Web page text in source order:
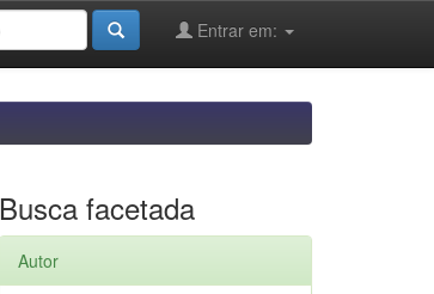
Entrar em:
Busca facetada
Autor